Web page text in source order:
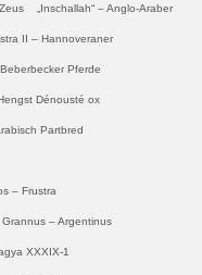
„Inschallah“ – Anglo-Araber
II – Hannoveraner
Pferde
Dénousté ox
Partbred
– Frustra
– Argentinus
XXXIX-1